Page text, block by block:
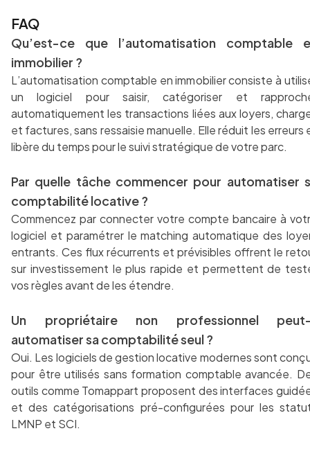
FAQ
Qu’est-ce que l’automatisation comptable
immobilier ?
L’automatisation comptable en immobilier consiste à
un logiciel pour saisir, catégoriser et
automatiquement les transactions liées aux loyers,
et factures, sans ressaisie manuelle. Elle réduit les erreurs
libère du temps pour le suivi stratégique de votre parc.
Par quelle tâche commencer pour automatiser
comptabilité locative ?
Commencez par connecter votre compte bancaire à
logiciel et paramétrer le matching automatique des
entrants. Ces flux récurrents et prévisibles offrent le
sur investissement le plus rapide et permettent de
vos règles avant de les étendre.
Un propriétaire non professionnel
automatiser sa comptabilité seul ?
Oui. Les logiciels de gestion locative modernes sont
pour être utilisés sans formation comptable avancée.
outils comme Tomappart proposent des interfaces
et des catégorisations pré-configurées pour les
LMNP et SCI.